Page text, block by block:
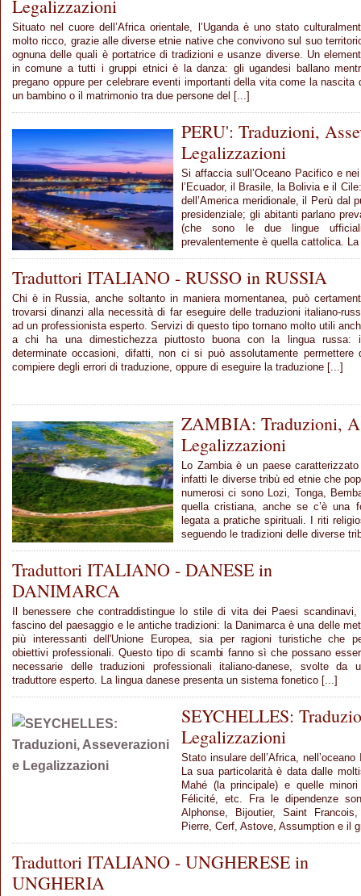
Legalizzazioni
Situato nel cuore dell’Africa orientale, l’Uganda è uno stato
molto ricco, grazie alle diverse etnie native che convivono sul suo
ognuna delle quali è portatrice di tradizioni e usanze diverse. Un
in comune a tutti i gruppi etnici è la danza: gli ugandesi ballano
pregano oppure per celebrare eventi importanti della vita come la nascita
un bambino o il matrimonio tra due persone del [...]
PERU': Traduzioni,
Legalizzazioni
Si affaccia sull’Oceano Pacifico e
l’Ecuador, il Brasile, la Bolivia e il
dell’America meridionale, il Perù dal
presidenziale; gli abitanti parlano
(che sono le due lingue
prevalentemente è quella cattolica.
Traduttori ITALIANO - RUSSO in RUSSIA
Chi è in Russia, anche soltanto in maniera momentanea, può
trovarsi dinanzi alla necessità di far eseguire delle traduzioni italiano-
ad un professionista esperto. Servizi di questo tipo tornano molto utili
a chi ha una dimestichezza piuttosto buona con la lingua russa:
determinate occasioni, difatti, non ci si può assolutamente permettere
compiere degli errori di traduzione, oppure di eseguire la traduzione [...]
ZAMBIA: Traduzioni,
Legalizzazioni
Lo Zambia è un paese
infatti le diverse tribù ed etnie che
numerosi ci sono Lozi, Tonga,
quella cristiana, anche se c’è una
legata a pratiche spirituali. I riti
seguendo le tradizioni delle diverse
Traduttori ITALIANO - DANESE in
DANIMARCA
Il benessere che contraddistingue lo stile di vita dei Paesi scandinavi,
fascino del paesaggio e le antiche tradizioni: la Danimarca è una delle
più interessanti dell'Unione Europea, sia per ragioni turistiche che
obiettivi professionali. Questo tipo di scambi fanno sì che possano
necessarie delle traduzioni professionali italiano-danese, svolte da
traduttore esperto. La lingua danese presenta un sistema fonetico [...]
SEYCHELLES:
Legalizzazioni
Stato insulare dell’Africa,
La sua particolarità è data dalle
Mahé (la principale) e quelle
Félicité, etc. Fra le dipendenze
Alphonse, Bijoutier, Saint
Pierre, Cerf, Astove, Assumption e il
Traduttori ITALIANO - UNGHERESE in
UNGHERIA